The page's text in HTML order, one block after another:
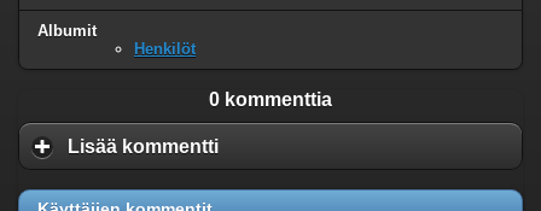
Albumit
Henkilöt
0 kommenttia
Lisää kommentti